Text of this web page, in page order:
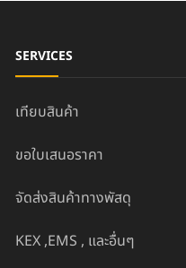
SERVICES
เทียบสินค้า
ขอใบเสนอราคา
จัดส่งสินค้าทางพัสดุ
KEX ,EMS , และอื่นๆ